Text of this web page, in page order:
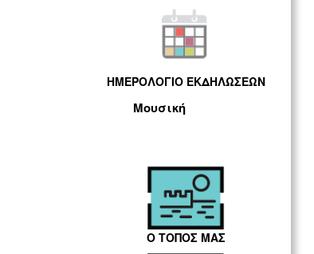
ΗΜΕΡΟΛΟΓΙΟ ΕΚΔΗΛΩΣΕΩΝ
Μουσική
Ο ΤΟΠΟΣ ΜΑΣ